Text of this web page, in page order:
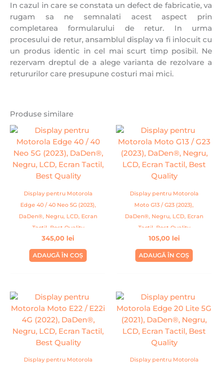
In cazul in care se constata un defect de fabricatie, va
rugam sa ne semnalati acest aspect prin
completarea formularului de retur. In urma
procesului de retur, ansamblul display va fi inlocuit cu
un produs identic in cel mai scurt timp posibil. Ne
rezervam dreptul de a alege varianta de rezolvare a
retururilor care presupune costuri mai mici.
Produse similare
Display pentru Motorola
Edge 40 / 40 Neo 5G (2023),
DaDen®, Negru, LCD, Ecran
Tactil, Best Quality
345,00 lei
ADAUGĂ ÎN COȘ
Display pentru Motorola
Moto G13 / G23 (2023),
DaDen®, Negru, LCD, Ecran
Tactil, Best Quality
105,00 lei
ADAUGĂ ÎN COȘ
Display pentru Motorola
Display pentru Motorola